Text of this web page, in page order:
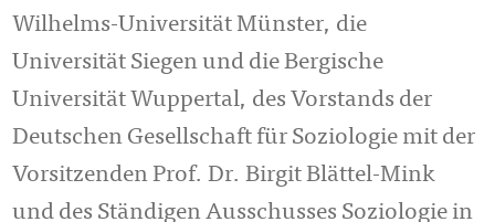
Wilhelms-Universität Münster, die
Universität Siegen und die Bergische
Universität Wuppertal, des Vorstands der
Deutschen Gesellschaft für Soziologie mit der
Vorsitzenden Prof. Dr. Birgit Blättel-Mink
und des Ständigen Ausschusses Soziologie in